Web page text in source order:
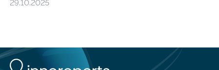
fünf Jahren erforschen, wie Bakterien auf
Insektenblume. Das Bundesministerium für Forschung,
Technologie und Raumfahrt (BMFTR) fördert das
29.10.2025